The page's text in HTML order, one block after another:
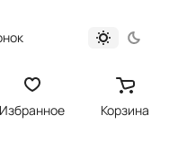
Избранное Корзина